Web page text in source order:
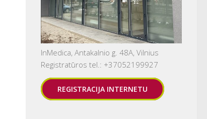
InMedica, Antakalnio g. 48A, Vilnius
Registratūros tel.: +37052199927
REGISTRACIJA INTERNETU